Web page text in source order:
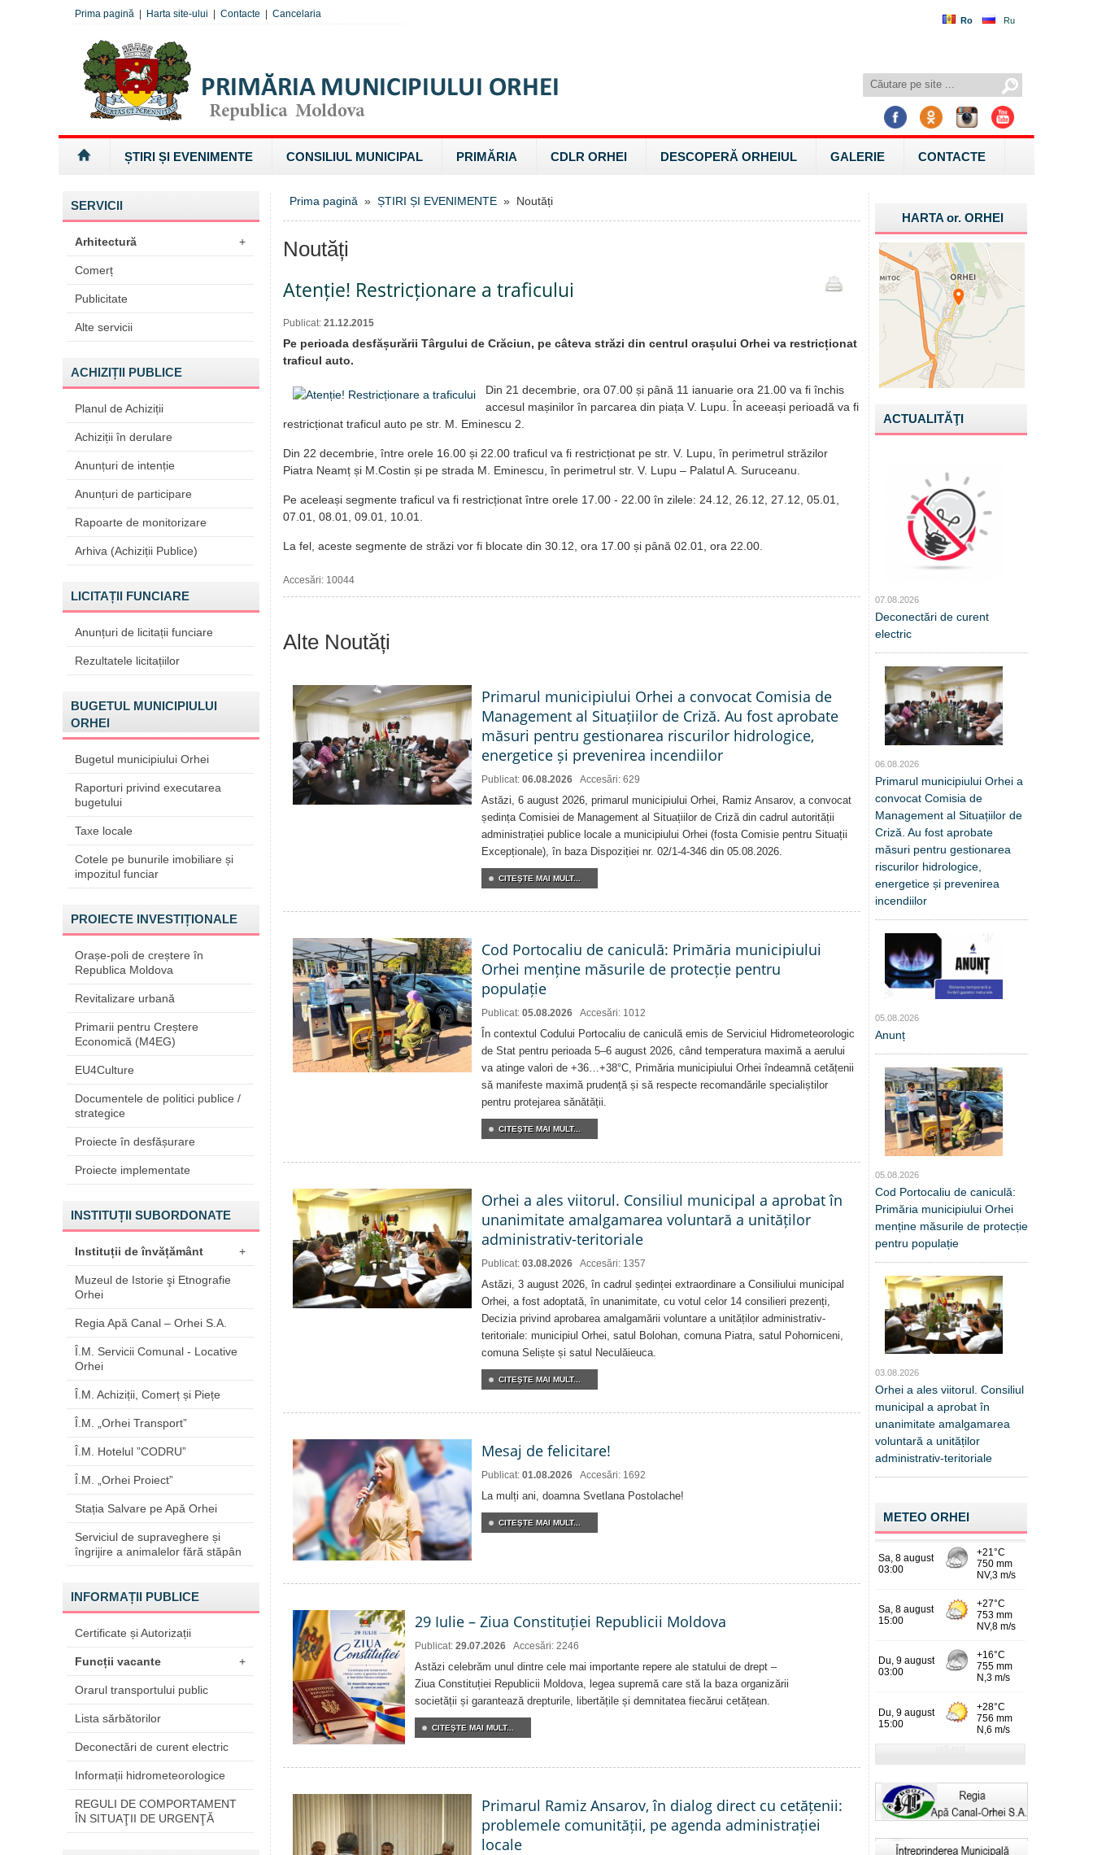
Ro Ru
Prima pagină Harta site-ului Contacte Cancelaria
ȘTIRI ȘI EVENIMENTE CONSILIUL MUNICIPAL PRIMĂRIA CDLR ORHEI DESCOPERĂ ORHEIUL GALERIE CONTACTE
SERVICII
Arhitectură +
Comerț
Publicitate
Alte servicii
ACHIZIȚII PUBLICE
Planul de Achiziții
Achiziții în derulare
Anunțuri de intenție
Anunțuri de participare
Rapoarte de monitorizare
Arhiva (Achiziții Publice)
LICITAȚII FUNCIARE
Anunțuri de licitații funciare
Rezultatele licitațiilor
BUGETUL MUNICIPIULUI
ORHEI
Bugetul municipiului Orhei
Raporturi privind executarea
bugetului
Taxe locale
Cotele pe bunurile imobiliare și
impozitul funciar
PROIECTE INVESTIȚIONALE
Orașe-poli de creștere în
Republica Moldova
Revitalizare urbană
Primarii pentru Creștere
Economică (M4EG)
EU4Culture
Documentele de politici publice /
strategice
Proiecte în desfășurare
Proiecte implementate
INSTITUȚII SUBORDONATE
Instituții de învățământ +
Muzeul de Istorie şi Etnografie
Orhei
Regia Apă Canal – Orhei S.A.
Î.M. Servicii Comunal - Locative
Orhei
Î.M. Achiziții, Comerț și Piețe
Î.M. „Orhei Transport”
Î.M. Hotelul ”CODRU”
Î.M. „Orhei Proiect”
Stația Salvare pe Apă Orhei
Serviciul de supraveghere și
îngrijire a animalelor fără stăpân
INFORMAȚII PUBLICE
Certificate și Autorizații
Funcții vacante +
Orarul transportului public
Lista sărbătorilor
Deconectări de curent electric
Informații hidrometeorologice
REGULI DE COMPORTAMENT
ÎN SITUAŢII DE URGENŢĂ
Prima pagină » ȘTIRI ȘI EVENIMENTE » Noutăți
Noutăți
Atenție! Restricționare a traficului
Publicat: 21.12.2015
Pe perioada desfășurării Târgului de Crăciun, pe câteva străzi din centrul orașului Orhei va restricționat
traficul auto.
Din 21 decembrie, ora 07.00 și până 11 ianuarie ora 21.00 va fi închis
accesul mașinilor în parcarea din piața V. Lupu. În aceeași perioadă va fi
restricționat traficul auto pe str. M. Eminescu 2.
Din 22 decembrie, între orele 16.00 și 22.00 traficul va fi restricționat pe str. V. Lupu, în perimetrul străzilor
Piatra Neamț și M.Costin și pe strada M. Eminescu, în perimetrul str. V. Lupu – Palatul A. Suruceanu.
Pe aceleași segmente traficul va fi restricționat între orele 17.00 - 22.00 în zilele: 24.12, 26.12, 27.12, 05.01,
07.01, 08.01, 09.01, 10.01.
La fel, aceste segmente de străzi vor fi blocate din 30. 12, ora 17.00 și până 02.01, ora 22.00.
Accesări: 10044
Alte Noutăți
Primarul municipiului Orhei a convocat Comisia de
Management al Situațiilor de Criză. Au fost aprobate
măsuri pentru gestionarea riscurilor hidrologice,
energetice și prevenirea incendiilor
Publicat: 06.08.2026 Accesări: 629
Astăzi, 6 august 2026, primarul municipiului Orhei, Ramiz Ansarov, a convocat
ședința Comisiei de Management al Situațiilor de Criză din cadrul autorității
administrației publice locale a municipiului Orhei (fosta Comisie pentru Situații
Excepționale), în baza Dispoziției nr. 02/1-4-346 din 05.08.2026.
CITEŞTE MAI MULT...
Cod Portocaliu de caniculă: Primăria municipiului
Orhei menține măsurile de protecție pentru
populație
Publicat: 05.08.2026 Accesări: 1012
În contextul Codului Portocaliu de caniculă emis de Serviciul Hidrometeorologic
de Stat pentru perioada 5–6 august 2026, când temperatura maximă a aerului
va atinge valori de +36…+38°C, Primăria municipiului Orhei îndeamnă cetățenii
să manifeste maximă prudență și să respecte recomandările specialiștilor
pentru protejarea sănătății.
CITEŞTE MAI MULT...
Orhei a ales viitorul. Consiliul municipal a aprobat în
unanimitate amalgamarea voluntară a unităților
administrativ-teritoriale
Publicat: 03.08.2026 Accesări: 1357
Astăzi, 3 august 2026, în cadrul ședinței extraordinare a Consiliului municipal
Orhei, a fost adoptată, în unanimitate, cu votul celor 14 consilieri prezenți,
Decizia privind aprobarea amalgamării voluntare a unităților administrativ-
teritoriale: municipiul Orhei, satul Bolohan, comuna Piatra, satul Pohorniceni,
comuna Seliște și satul Neculăieuca.
CITEŞTE MAI MULT...
Mesaj de felicitare!
Publicat: 01.08.2026 Accesări: 1692
La mulți ani, doamna Svetlana Postolache!
CITEŞTE MAI MULT...
29 Iulie – Ziua Constituției Republicii Moldova
Publicat: 29.07.2026 Accesări: 2246
Astăzi celebrăm unul dintre cele mai importante repere ale statului de drept –
Ziua Constituției Republicii Moldova, legea supremă care stă la baza organizării
societății și garantează drepturile, libertățile și demnitatea fiecărui cetățean.
CITEŞTE MAI MULT...
Primarul Ramiz Ansarov, în dialog direct cu cetățenii:
problemele comunității, pe agenda administrației
locale
HARTA or.ORHEI
ACTUALITĂŢI
07.08.2026
Deconectări de curent
electric
06.08.2026
Primarul municipiului Orhei a
convocat Comisia de
Management al Situațiilor de
Criză. Au fost aprobate
măsuri pentru gestionarea
riscurilor hidrologice,
energetice și prevenirea
incendiilor
05.08.2026
Anunț
05.08.2026
Cod Portocaliu de caniculă:
Primăria municipiului Orhei
menține măsurile de protecție
pentru populație
03.08.2026
Orhei a ales viitorul. Consiliul
municipal a aprobat în
unanimitate amalgamarea
voluntară a unităților
administrativ-teritoriale
METEO ORHEI